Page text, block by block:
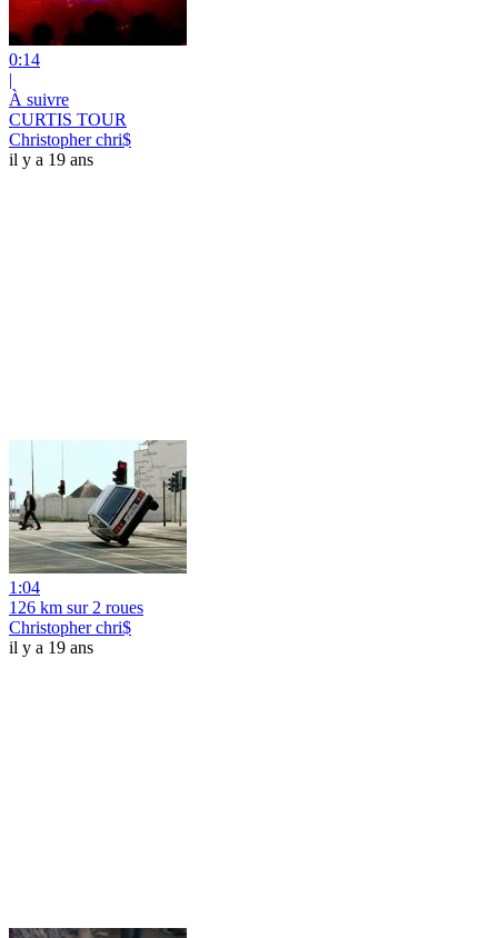
0:14
|
À suivre
CURTIS TOUR
Christopher chri$
il y a 19 ans
1:04
126 km sur 2 roues
Christopher chri$
il y a 19 ans